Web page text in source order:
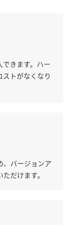
できます。ハー
ストがなくなり
、バージョンア
だけます。